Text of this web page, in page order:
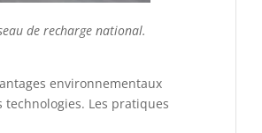
de recharge national.
environnementaux
Les pratiques